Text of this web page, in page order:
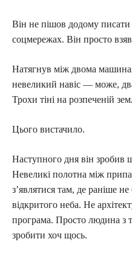
Він не пішов додому
соцмережах. Він просто
Натягнув між двома
невеликий навіс — може,
Трохи тіні на розпеченій
Цього вистачило.
Наступного дня він
Невеликі полотна між
з’являтися там, де раніше
відкритого неба. Не
програма. Просто людина з
зробити хоч щось.